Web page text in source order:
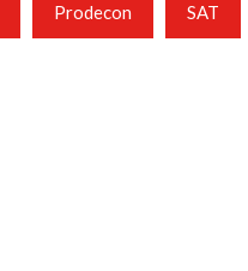
Prodecon SAT